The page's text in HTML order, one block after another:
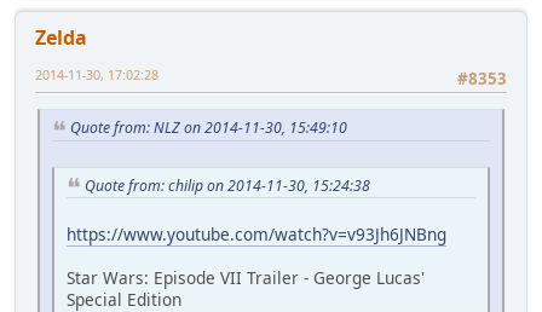
Zelda
#8353
2014-11-30, 17:02:28
Quote from: NLZ on 2014-11-30, 15:49:10
Quote from: chilip on 2014-11-30, 15:24:38
https://www.youtube.com/watch?v=v93Jh6JNBng
Star Wars: Episode VII Trailer - George Lucas'
Special Edition